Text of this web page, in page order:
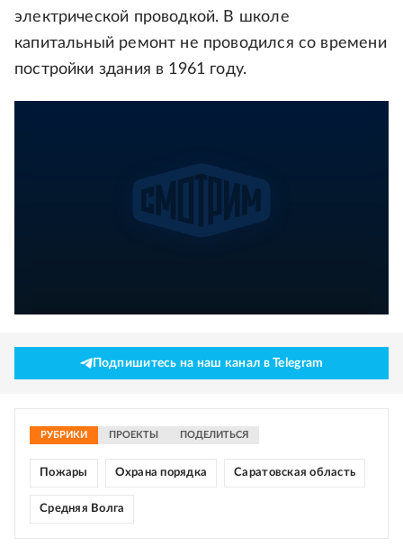
электрической проводкой. В школе
капитальный ремонт не проводился со времени
постройки здания в 1961 году.
Подпишитесь на наш канал в Telegram
РУБРИКИ ПРОЕКТЫ ПОДЕЛИТЬСЯ
Пожары Охрана порядка Саратовская область
Средняя Волга